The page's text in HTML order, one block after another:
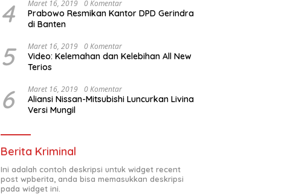
4 Maret 16, 2019 0 Komentar
Prabowo Resmikan Kantor DPD Gerindra
di Banten
5 Maret 16, 2019 0 Komentar
Video: Kelemahan dan Kelebihan All New
Terios
6 Maret 16, 2019 0 Komentar
Aliansi Nissan-Mitsubishi Luncurkan Livina
Versi Mungil
Berita Kriminal
Ini adalah contoh deskripsi untuk widget recent
post wpberita, anda bisa memasukkan deskripsi
pada widget ini.